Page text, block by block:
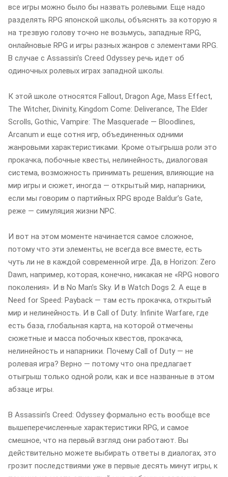
все игры можно было бы назвать ролевыми. Еще надо
разделять RPG японской школы, объяснять за которую я
на трезвую голову точно не возьмусь, западные RPG,
онлайновые RPG и игры разных жанров с элементами RPG.
В случае с Assassin's Creed Odyssey речь идет об
одиночных ролевых играх западной школы.
К этой школе относятся Fallout, Dragon Age, Mass Effect,
The Witcher, Divinity, Kingdom Come: Deliverance, The Elder
Scrolls, Gothic, Vampire: The Masquerade — Bloodlines,
Arcanum и еще сотня игр, объединенных одними
жанровыми характеристиками. Кроме отыгрыша роли это
прокачка, побочные квесты, нелинейность, диалоговая
система, возможность принимать решения, влияющие на
мир игры и сюжет, иногда — открытый мир, напарники,
если мы говорим о партийных RPG вроде Baldurʼs Gate,
реже — симуляция жизни NPC.
И вот на этом моменте начинается самое сложное,
потому что эти элементы, не всегда все вместе, есть
чуть ли не в каждой современной игре. Да, в Horizon: Zero
Dawn, например, которая, конечно, никакая не «RPG нового
поколения». И в No Manʼs Sky. И в Watch Dogs 2. А еще в
Need for Speed: Payback — там есть прокачка, открытый
мир и нелинейность. И в Call of Duty: Infinite Warfare, где
есть база, глобальная карта, на которой отмечены
сюжетные и масса побочных квестов, прокачка,
нелинейность и напарники. Почему Call of Duty — не
ролевая игра? Верно — потому что она предлагает
отыгрыш только одной роли, как и все названные в этом
абзаце игры.
В Assassinʼs Creed: Odyssey формально есть вообще все
вышеперечисленные характеристики RPG, и самое
смешное, что на первый взгляд они работают. Вы
действительно можете выбирать ответы в диалогах, это
грозит последствиями уже в первые десять минут игры, к